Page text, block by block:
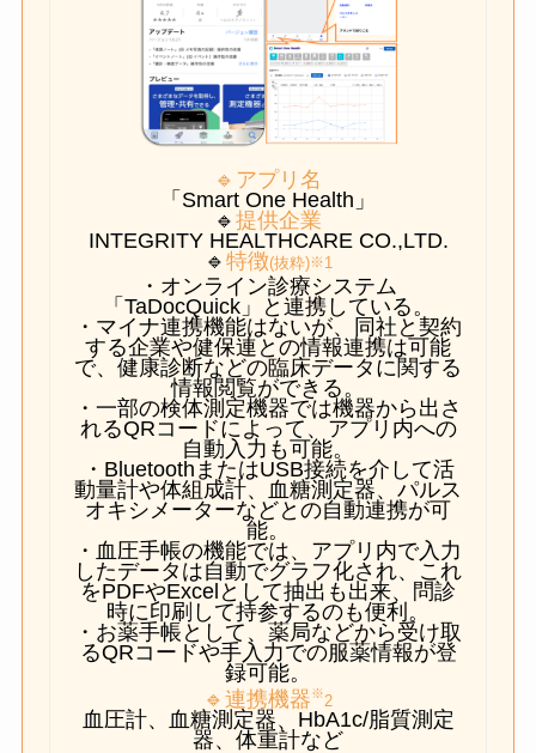
🔹アプリ名
「Smart One Health」
🔹 提供企業
INTEGRITY HEALTHCARE CO.,LTD.
🔹 特徴(抜粋)※1
・オンライン診療システム
「TaDocQuick」と連携している。
・マイナ連携機能はないが、同社と契約
する企業や健保連との情報連携は可能
で、健康診断などの臨床データに関する
情報閲覧ができる。
・一部の検体測定機器では機器から出さ
れるQRコードによって、アプリ内への
自動入力も可能。
・BluetoothまたはUSB接続を介して活
動量計や体組成計、血糖測定器、パルス
オキシメーターなどとの自動連携が可
能。
・血圧手帳の機能では、アプリ内で入力
したデータは自動でグラフ化され、これ
をPDFやExcelとして抽出も出来、問診
時に印刷して持参するのも便利。
・お薬手帳として、薬局などから受け取
るQRコードや手入力での服薬情報が登
録可能。
🔹連携機器※2
血圧計、血糖測定器、HbA1c/脂質測定
器、体重計など